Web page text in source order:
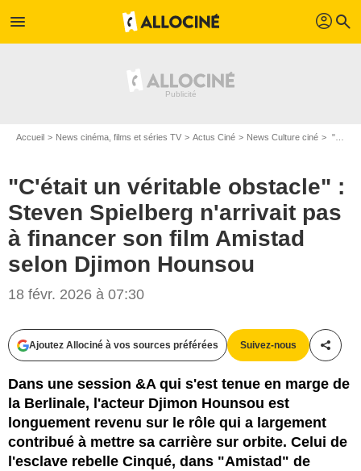
menu profil search
Accueil News cinéma, films et séries TV Actus Ciné News Culture ciné "C'était un véritable obstacle" : Steven Spielberg n'arrivait pas à financer son film Amistad selon Djimon Hounsou
"C'était un véritable obstacle" :
Steven Spielberg n'arrivait pas
à financer son film Amistad
selon Djimon Hounsou
18 févr. 2026 à 07:30
Ajoutez Allociné à vos sources préférées Suivez-nous
Dans une session &A qui s'est tenue en marge de
la Berlinale, l'acteur Djimon Hounsou est
longuement revenu sur le rôle qui a largement
contribué à mettre sa carrière sur orbite. Celui de
l'esclave rebelle Cinqué, dans "Amistad" de